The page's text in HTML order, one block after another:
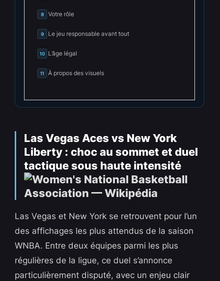
8 Votre rôle
9 Le jeu responsable avant tout
10 L’âge légal
11 À propos des visuels
Las Vegas Aces vs New York
Liberty : choc au sommet et duel
tactique sous haute intensité
Las Vegas et New York se retrouvent pour l’un
des affichages les plus attendus de la saison
WNBA. Entre deux équipes parmi les plus
régulières de la ligue, ce duel s’annonce
particulièrement disputé, avec un enjeu clair